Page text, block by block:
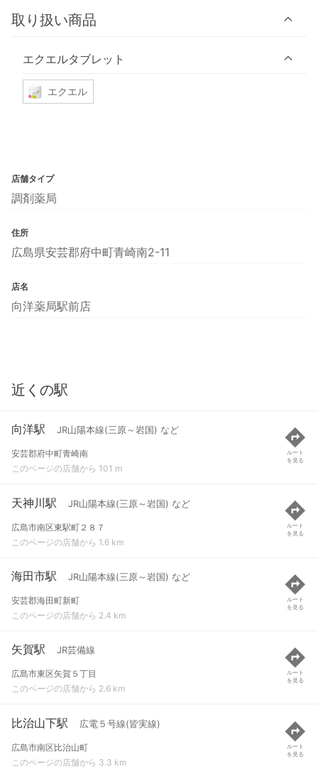
取り扱い商品
エクエルタブレット
エクエル
店舗タイプ
調剤薬局
住所
広島県安芸郡府中町青崎南2-11
店名
向洋薬局駅前店
近くの駅
向洋駅 JR山陽本線(三原～岩国) など
安芸郡府中町青崎南
このページの店舗から 101 m
ルート
を見る
天神川駅 JR山陽本線(三原～岩国) など
広島市南区東駅町２８７
このページの店舗から 1.6 km
ルート
を見る
海田市駅 JR山陽本線(三原～岩国) など
安芸郡海田町新町
このページの店舗から 2.4 km
ルート
を見る
矢賀駅 JR芸備線
広島市東区矢賀５丁目
このページの店舗から 2.6 km
ルート
を見る
比治山下駅 広電５号線(皆実線)
広島市南区比治山町
このページの店舗から 3.3 km
ルート
を見る